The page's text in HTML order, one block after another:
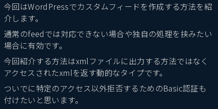
今回はWordPressでカスタムフィードを作成する方法を紹
介します。
通常のfeedでは対応できない場合や独自の処理を挟みたい
場合に有効です。
今回紹介する方法はxmlファイルに出力する方法ではなく
アクセスされたxmlを返す動的なタイプです。
ついでに特定のアクセス以外拒否するためのBasic認証も
付けたいと思います。